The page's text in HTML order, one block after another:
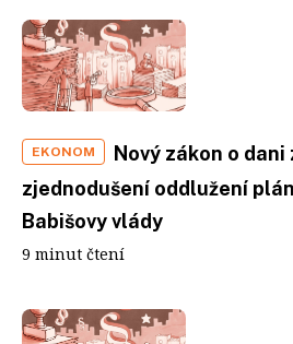
EKONOM
Nový zákon o dani
zjednodušení oddlužení
Babišovy vlády
9 minut čtení